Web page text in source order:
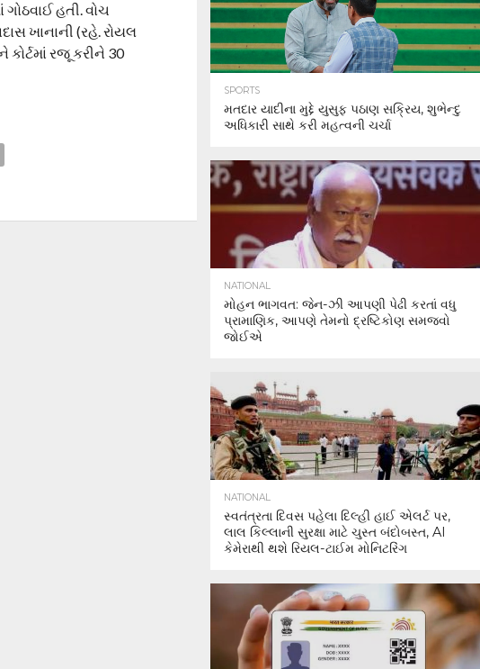
ગોઠવાઈ હતી. વોચ
ખાનાની (રહે. રોયલ
કોર્ટમાં રજૂ કરીને 30
SPORTS
મતદાર યાદીના મુદ્દે યુસુફ પઠાણ સક્રિય, શુભેન્દુ
અધિકારી સાથે કરી મહત્વની ચર્ચા
NATIONAL
મોહન ભાગવત: જેન-ઝી આપણી પેઢી કરતાં વધુ
પ્રામાણિક, આપણે તેમનો દ્રષ્ટિકોણ સમજવો
જોઈએ
NATIONAL
સ્વતંત્રતા દિવસ પહેલા દિલ્હી હાઈ એલર્ટ પર,
લાલ કિલ્લાની સુરક્ષા માટે ચુસ્ત બંદોબસ્ત, AI
કેમેરાથી થશે રિયલ-ટાઈમ મોનિટરિંગ